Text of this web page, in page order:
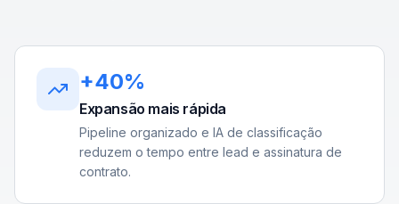
+40%
Expansão mais rápida
Pipeline organizado e IA de classificação
reduzem o tempo entre lead e assinatura de
contrato.